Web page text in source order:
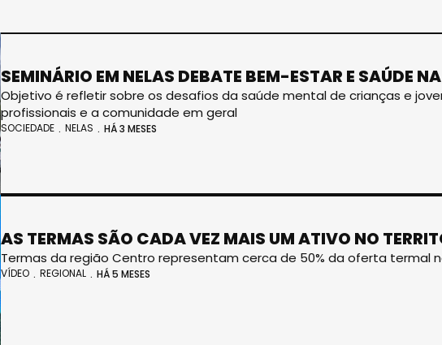
SEMINÁRIO EM NELAS DEBATE BEM-ESTAR E SAÚDE
Objetivo é refletir sobre os desafios da saúde mental de crianças e
profissionais e a comunidade em geral
SOCIEDADE NELAS HÁ 3 MESES
AS TERMAS SÃO CADA VEZ MAIS UM ATIVO NO
Termas da região Centro representam cerca de 50% da oferta termal
VÍDEO REGIONAL HÁ 5 MESES